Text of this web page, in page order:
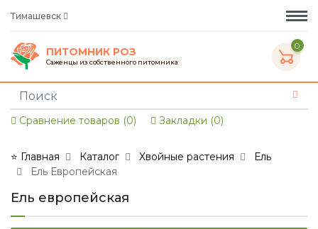
Тимашевск
ПИТОМНИК РОЗ
Саженцы из собственного питомника
0
Сравнение товаров (0) Закладки (0)
⭐ Главная Каталог Хвойные растения
Ель
Ель Европейская
Ель европейская